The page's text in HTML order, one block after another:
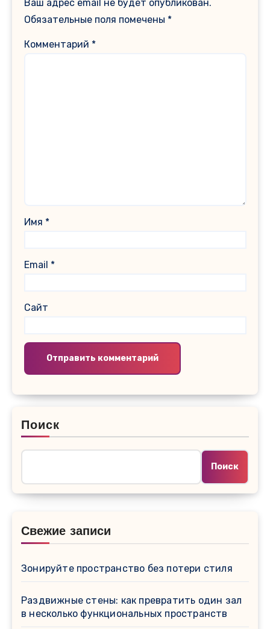
Ваш адрес email не будет опубликован.
Обязательные поля помечены *
Комментарий *
Имя *
Email *
Сайт
Поиск
Поиск
Свежие записи
Зонируйте пространство без потери стиля
Раздвижные стены: как превратить один зал
в несколько функциональных пространств